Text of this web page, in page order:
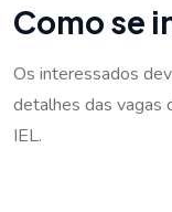
Como se
Os interessados
detalhes das vagas
IEL.